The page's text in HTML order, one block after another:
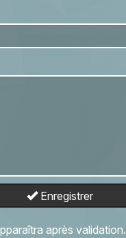
Enregistrer
après validation.